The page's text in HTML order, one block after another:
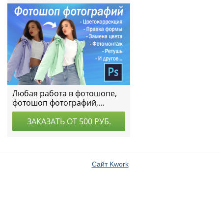
Сайт Kwork